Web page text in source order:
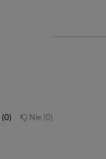
0 Nie 0